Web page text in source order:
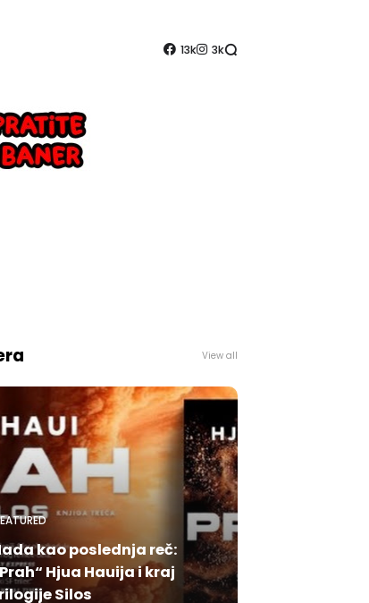
13k 3k
View all
kao poslednja reč:
Hjua Hauija i kraj
Silos